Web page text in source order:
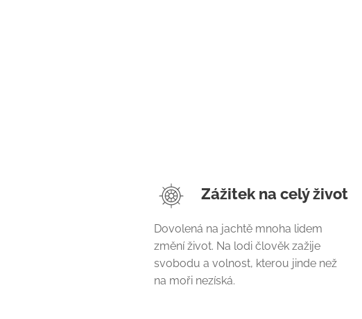
Zážitek na celý život
Dovolená na jachtě mnoha lidem
změní život. Na lodi člověk zažije
svobodu a volnost, kterou jinde než
na moři nezíská.